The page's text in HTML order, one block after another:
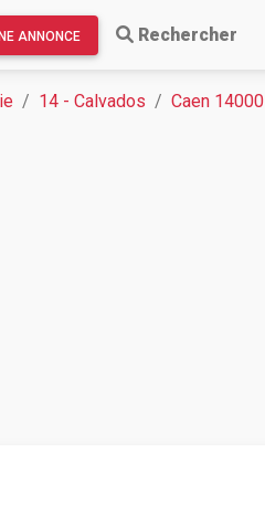
ANNONCE Rechercher
14 - Calvados Caen 14000